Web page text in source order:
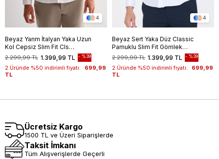
4
Beyaz Yarım İtalyan Yaka Uzun
Kol Cepsiz Slim Fit Cls
Gömlek 1004255174
1.399,99 TL
2.299,99 TL %39
2.Üründe %50 indirimli fiyatı:
699,99
TL
4
Beyaz Sert Yaka Düz Classic
Pamuklu Slim Fit Gömlek
1004250214 1.399,99 TL
2.299,99 TL %39
2.Üründe %50 indirimli fiyatı:
699,99
TL
Ücretsiz Kargo
1500 TL ve Üzeri Siparişlerde
Taksit İmkanı
Tüm Alışverişlerde Geçerli